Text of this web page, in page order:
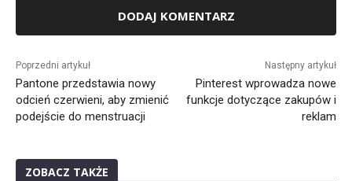
Poprzedni artykuł
Pantone przedstawia nowy
odcień czerwieni, aby zmienić
podejście do menstruacji
Następny artykuł
Pinterest wprowadza nowe
funkcje dotyczące zakupów i
reklam
ZOBACZ TAKŻE